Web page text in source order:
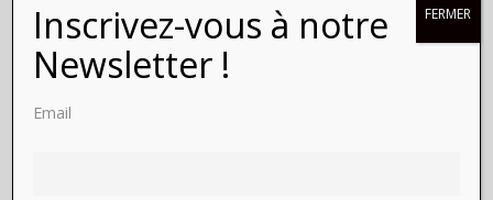
SPECIAL ART
Inscrivez-vous à notre
Newsletter !
Email
FERMER